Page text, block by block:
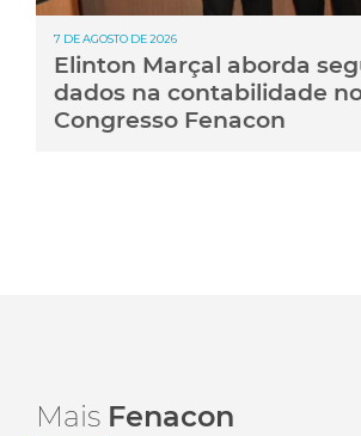
7 DE AGOSTO DE 2026
Elinton Marçal aborda
dados na contabilidade
Congresso Fenacon
Mais Fenacon